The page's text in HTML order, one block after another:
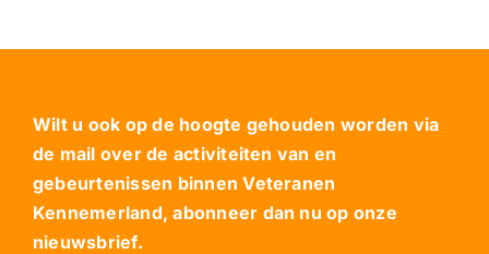
Wilt u ook op de hoogte gehouden worden via
de mail over de activiteiten van en
gebeurtenissen binnen Veteranen
Kennemerland, abonneer dan nu op onze
nieuwsbrief.